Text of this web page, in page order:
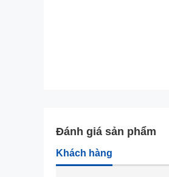
Đánh giá sản phẩm
Khách hàng